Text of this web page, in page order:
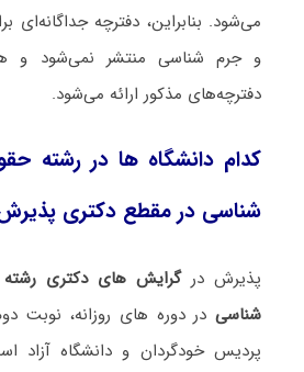
می‌شود. بنابراین، دفترچه جداگانه‌ای
و جرم شناسی منتشر نمی‌شود و
دفترچه‌های مذکور ارائه می‌شود.
کدام دانشگاه ها در رشته
شناسی در مقطع دکتری پذیرش
پذیرش درگرایش های دکتری
شناسیدر دوره های روزانه، نوبت دوم
پردیس خودگردان و دانشگاه آزاد